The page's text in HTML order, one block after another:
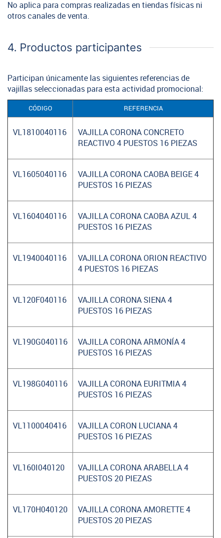
No aplica para compras realizadas en tiendas físicas ni
otros canales de venta.
4. Productos participantes
Participan únicamente las siguientes referencias de
vajillas seleccionadas para esta actividad promocional:
CÓDIGO REFERENCIA
VL1810040116
VAJILLA CORONA CONCRETO
REACTIVO 4 PUESTOS 16 PIEZAS
VL1605040116
VAJILLA CORONA CAOBA BEIGE 4
PUESTOS 16 PIEZAS
VL1604040116
VAJILLA CORONA CAOBA AZUL 4
PUESTOS 16 PIEZAS
VL1940040116
VAJILLA CORONA ORION REACTIVO
4 PUESTOS 16 PIEZAS
VL120F040116
VAJILLA CORONA SIENA 4
PUESTOS 16 PIEZAS
VL190G040116
VAJILLA CORONA ARMONÍA 4
PUESTOS 16 PIEZAS
VL198G040116
VAJILLA CORONA EURITMIA 4
PUESTOS 16 PIEZAS
VL1100040416
VAJILLA CORON LUCIANA 4
PUESTOS 16 PIEZAS
VL160I040120
VAJILLA CORONA ARABELLA 4
PUESTOS 20 PIEZAS
VL170H040120
VAJILLA CORONA AMORETTE 4
PUESTOS 20 PIEZAS